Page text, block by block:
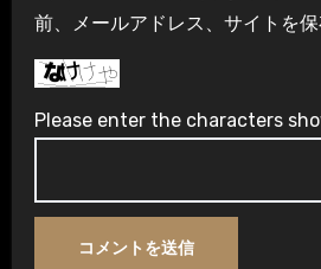
前、メールアドレス、サイトを保
Please enter the characters